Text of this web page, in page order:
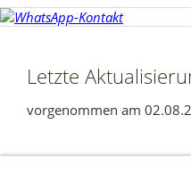
Letzte
vorgenommen am